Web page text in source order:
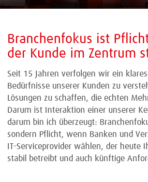
Branchenfokus ist
der Kunde im Zentrum
Seit 15 Jahren verfolgen wir ein
Bedürfnisse unserer Kunden zu
Lösungen zu schaffen, die echten
Darum ist Interaktion einer unserer
darum bin ich überzeugt:
sondern Pflicht, wenn Banken und
IT-Serviceprovider wählen, der heute
stabil betreibt und auch künftige